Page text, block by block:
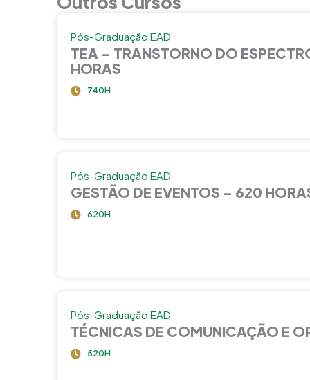
Pós-Graduação EAD
TEA – TRANSTORNO DO
HORAS
740H
Pós-Graduação EAD
GESTÃO DE EVENTOS – 620
620H
Pós-Graduação EAD
TÉCNICAS DE COMUNICAÇÃO E
520H